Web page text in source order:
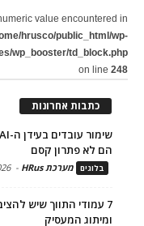
value encountered in
hrusco/public_html/wp-
wp_booster/td_block.php
on line248
כתבות אחרונות
הם לא פתרון קסם
בלוגים מערכת HRus -
7 עמודי התווך שיש
ומיתוג המעסיק